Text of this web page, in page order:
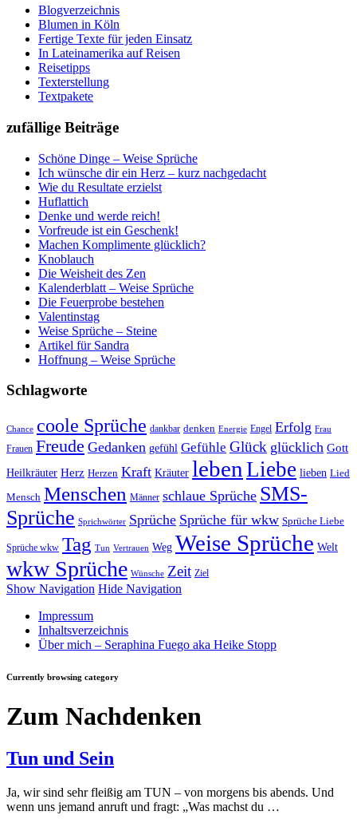
Blogverzeichnis
Blumen in Köln
Fertige Texte für jeden Einsatz
In Lateinamerika auf Reisen
Reisetipps
Texterstellung
Textpakete
zufällige Beiträge
Schöne Dinge – Weise Sprüche
Ich wünsche dir ein Herz – kurz nachgedacht
Wie du Resultate erzielst
Huflattich
Denke und werde reich!
Vorfreude ist ein Geschenk!
Machen Komplimente glücklich?
Knoblauch
Die Weisheit des Zen
Kalenderblatt – Weise Sprüche
Die Feuerprobe bestehen
Valentinstag
Weise Sprüche – Steine
Artikel für Sandra
Hoffnung – Weise Sprüche
Schlagworte
Chance coole Sprüche dankbar denken Energie Engel Erfolg Frau
Frauen Freude Gedanken gefühl Gefühle Glück glücklich Gott
Heilkräuter Herz Herzen Kraft Kräuter leben Liebe lieben Lied
Mensch Menschen Männer schlaue Sprüche SMS-
Sprüche Sprichwörter Sprüche Sprüche für wkw Sprüche Liebe
Sprüche wkw Tag Tun Vertrauen Weg Weise Sprüche Welt
wkw Sprüche Wünsche Zeit Ziel
Show Navigation Hide Navigation
Impressum
Inhaltsverzeichnis
Über mich – Seraphina Fuego aka Heike Stopp
Currently browsing category
Zum Nachdenken
Tun und Sein
Ja, wir sind sehr fleißig am TUN – von morgens bis abends. Und
wenn uns jemand anruft und fragt: „Was machst du …